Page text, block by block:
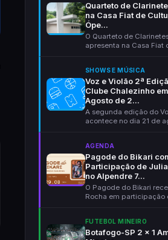
Quarteto de
na Casa Fiat de
Ópe...
O Quarteto de
apresenta na Casa Fiat
SHOWS E MÚSICA
Voz e Violão 2ª
Clube Chalezinho
Agosto de 2...
A segunda edição do
acontece no dia 21 de
AGENDA
Pagode do Bikari
Participação de
no Alpendre 7...
O Pagode do Bikari
Rocha em participação
FUTEBOL MINEIRO
Botafogo-SP 2 x 1